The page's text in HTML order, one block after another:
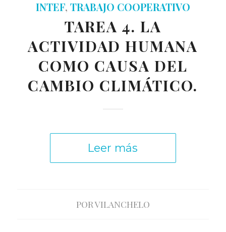
INTEF, TRABAJO COOPERATIVO
TAREA 4. LA
ACTIVIDAD HUMANA
COMO CAUSA DEL
CAMBIO CLIMÁTICO.
Leer más
PORVILANCHELO